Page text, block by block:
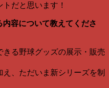
だと思います！
容について教えてくださ
る野球グッズの展示・販売
、ただいま新シリーズを制